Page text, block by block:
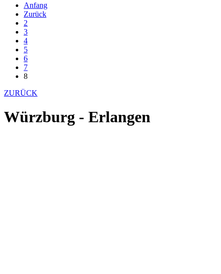
Anfang
Zurück
2
3
4
5
6
7
8
ZURÜCK
Würzburg - Erlangen